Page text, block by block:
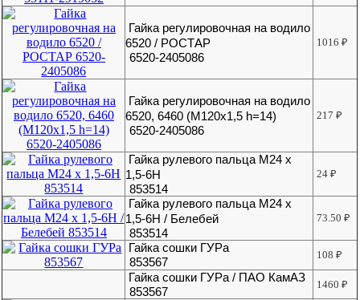
Гайка регулировочная на водило
6520 / РОСТАР
6520-2405086
1016₽
Гайка регулировочная на водило
6520, 6460 (М120х1,5 h=14)
6520-2405086
217₽
Гайка рулевого пальца М24 х
1,5-6Н
853514
24₽
Гайка рулевого пальца М24 х
1,5-6Н / Белебей
853514
73.50₽
Гайка сошки ГУРа
853567
108₽
Гайка сошки ГУРа / ПАО КамАЗ
853567
1460₽